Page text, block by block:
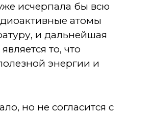
исчерпала бы всю
атомы
и дальнейшая
то, что
энергии и
но не согласится с